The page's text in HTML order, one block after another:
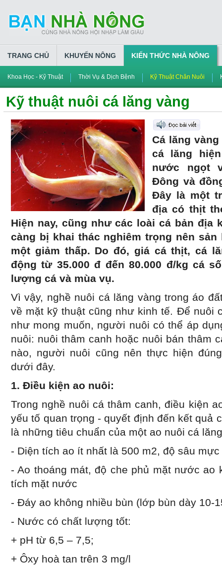
TRANG CHỦ KHUYẾN NÔNG KIẾN THỨC NHÀ NÔNG
Khoa Học - Kỹ Thuật Thời Vụ & Dịch Bệnh Kỹ Thuật Chăn Nuôi
Kỹ thuật nuôi cá lăng vàng
Cá lăng
cá lăng
nước ngọt
Đông và
Đây là một
địa có thịt
Hiện nay, cũng như các loài cá bản địa
càng bị khai thác nghiêm trọng nên
một giảm thấp. Do đó, giá cá thịt, cá
động từ 35.000 đ đến 80.000 đ/kg cá
lượng cá và mùa vụ.
Vì vậy, nghề nuôi cá lăng vàng trong áo
về mặt kỹ thuật cũng như kinh tế. Để nuôi
như mong muốn, người nuôi có thể áp
nuôi: nuôi thâm canh hoặc nuôi bán thâm
nào, người nuôi cũng nên thực hiện
dưới đây.
1. Điều kiện ao nuôi:
Trong nghề nuôi cá thâm canh, điều kiện
yếu tố quan trọng - quyết định đến kết quả
là những tiêu chuẩn của một ao nuôi cá
- Diện tích ao ít nhất là 500 m2, độ sâu
- Ao thoáng mát, độ che phủ mặt nước ao
tích mặt nước
- Đáy ao không nhiều bùn (lớp bùn dày 10-
- Nước có chất lượng tốt:
+ pH từ 6,5 – 7,5;
+ Ôxy hoà tan trên 3 mg/l